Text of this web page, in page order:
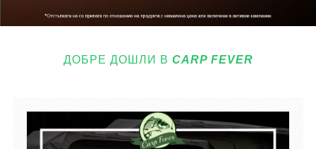
ДОБРЕ ДОШЛИ В CARP FEVER